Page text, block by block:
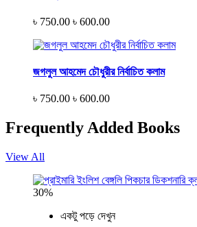
৳ 750.00 ৳ 600.00
জগলুল আহমেদ চৌধুরীর নির্বাচিত কলাম
৳ 750.00 ৳ 600.00
Frequently Added Books
View All
30%
একটু পড়ে দেখুন